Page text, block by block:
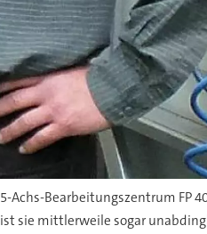
Achs-Bearbeitungszentrum FP
sie mittlerweile sogar